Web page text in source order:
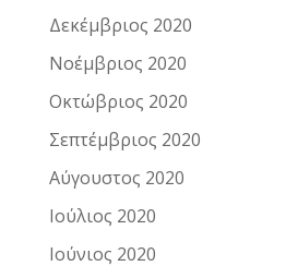
Δεκέμβριος 2020
Νοέμβριος 2020
Οκτώβριος 2020
Σεπτέμβριος 2020
Αύγουστος 2020
Ιούλιος 2020
Ιούνιος 2020